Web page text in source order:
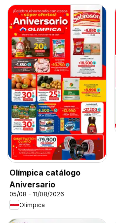
Olímpica catálogo
Aniversario
05/08 - 11/08/2026
Olímpica